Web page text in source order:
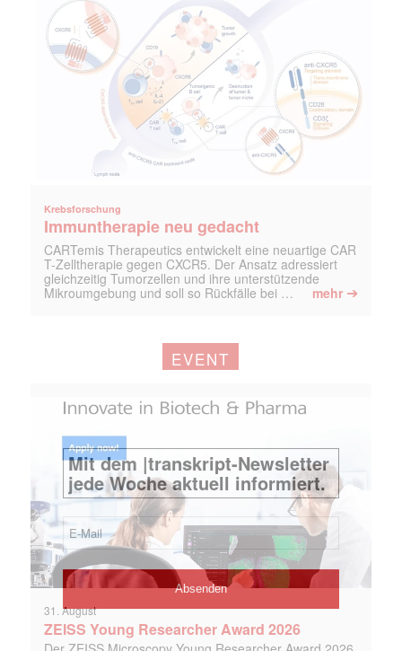
Krebsforschung
Immuntherapie neu gedacht
CARTemis Therapeutics entwickelt eine neuartige CAR
T-Zelltherapie gegen CXCR5. Der Ansatz adressiert
gleichzeitig Tumorzellen und ihre unterstützende
Mikroumgebung und soll so Rückfälle bei …
mehr ➔
EVENT
31. August
ZEISS Young Researcher Award 2026